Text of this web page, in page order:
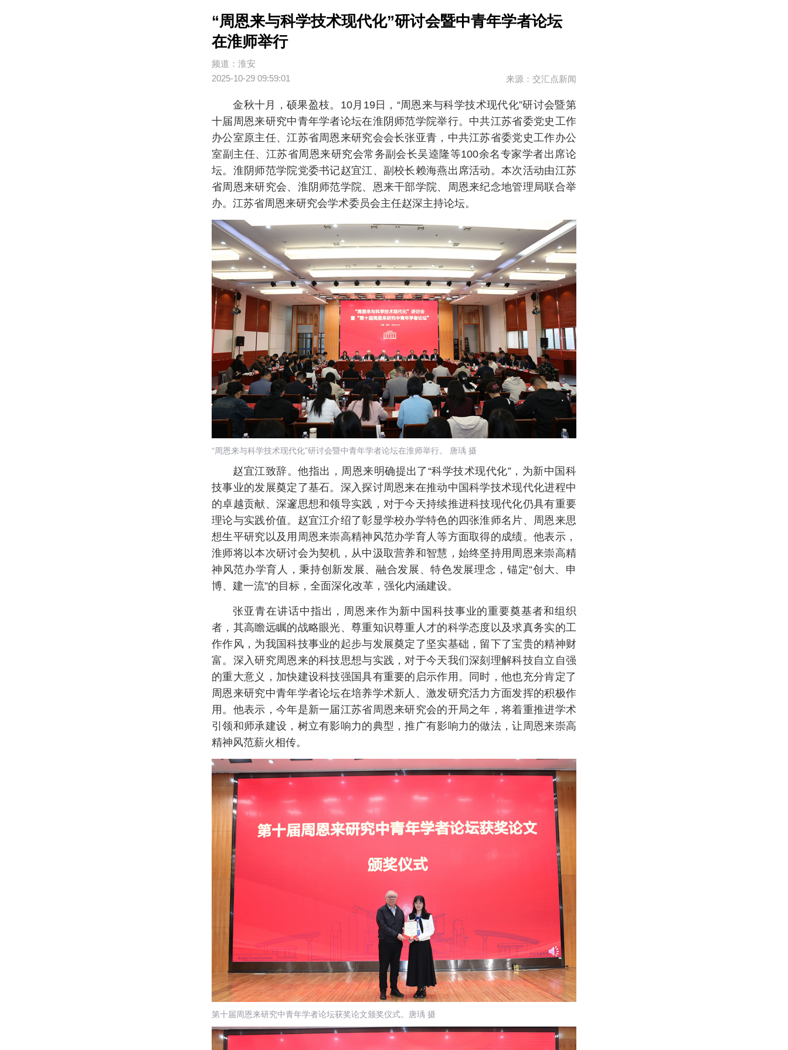
“周恩来与科学技术现代化”研讨会暨中青年学者论坛
在淮师举行
频道：淮安
2025-10-29 09:59:01
来源：交汇点新闻
金秋十月，硕果盈枝。10月19日，“周恩来与科学技术现代化”研讨会暨第
十届周恩来研究中青年学者论坛在淮阴师范学院举行。中共江苏省委党史工作
办公室原主任、江苏省周恩来研究会会长张亚青，中共江苏省委党史工作办公
室副主任、江苏省周恩来研究会常务副会长吴逵隆等100余名专家学者出席论
坛。淮阴师范学院党委书记赵宜江、副校长赖海燕出席活动。本次活动由江苏
省周恩来研究会、淮阴师范学院、恩来干部学院、周恩来纪念地管理局联合举
办。江苏省周恩来研究会学术委员会主任赵深主持论坛。
“周恩来与科学技术现代化”研讨会暨中青年学者论坛在淮师举行。 唐瑀 摄
赵宜江致辞。他指出，周恩来明确提出了“科学技术现代化”，为新中国科
技事业的发展奠定了基石。深入探讨周恩来在推动中国科学技术现代化进程中
的卓越贡献、深邃思想和领导实践，对于今天持续推进科技现代化仍具有重要
理论与实践价值。赵宜江介绍了彰显学校办学特色的四张淮师名片、
周恩来思
想生平研究以及用周恩来崇高精神风范办学育人等方面取得的成绩。他表示，
淮师将以本次研讨会为契机，从中汲取营养和智慧，始终坚持用周恩来崇高精
神风范办学育人，秉持创新发展、融合发展、特色发展理念，锚定“创大、申
博、建一流”的目标，全面深化改革，强化内涵建设。
张亚青在讲话中指出，周恩来作为新中国科技事业的重要奠基者和组织
者，其高瞻远瞩的战略眼光、尊重知识尊重人才的科学态度以及求真务实的工
作作风，为我国科技事业的起步与发展奠定了坚实基础，留下了宝贵的精神财
富。深入研究周恩来的科技思想与实践，对于今天我们深刻理解科技自立自强
的重大意义，加快建设科技强国具有重要的启示作用。同时，他也充分肯定了
周恩来研究中青年学者论坛在培养学术新人、激发研究活力方面发挥的积极作
用。他表示，今年是新一届江苏省周恩来研究会的开局之年，将着重推进学术
引领和师承建设，树立有影响力的典型，推广有影响力的做法，让 周恩来崇高
精神风范薪火相传。
第十届周恩来研究中青年学者论坛获奖论文颁奖仪式。 唐瑀 摄